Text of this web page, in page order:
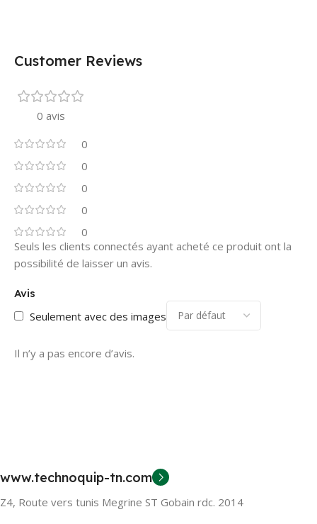
Customer Reviews
0 avis
0
0
0
0
0
Avis
Seulement avec des images
Il n’y a pas encore d’avis.
Seuls les clients connectés ayant acheté ce produit ont la
possibilité de laisser un avis.
www.technoquip-tn.com
Z4, Route vers tunis Megrine ST Gobain rdc. 2014